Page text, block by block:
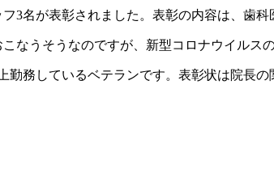
3名が表彰されました。表彰の内容は、歯科
なうそうなのですが、新型コロナウイルス
勤務しているベテランです。表彰状は院長